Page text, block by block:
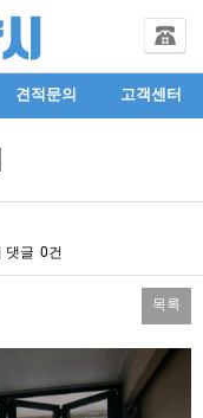
견적문의 고객센터
댓글 0건
목록